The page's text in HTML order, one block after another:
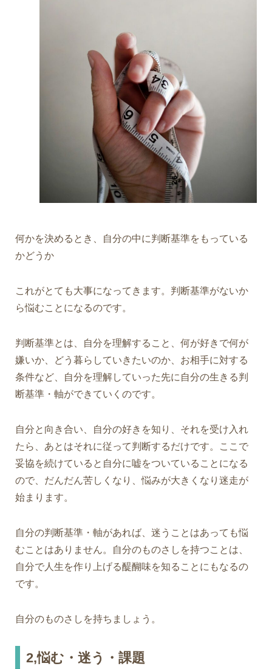
何かを決めるとき、自分の中に判断基準をもっている
かどうか
これがとても大事になってきます。判断基準がないか
ら悩むことになるのです。
判断基準とは、自分を理解すること、何が好きで何が
嫌いか、どう暮らしていきたいのか、お相手に対する
条件など、自分を理解していった先に自分の生きる判
断基準・軸ができていくのです。
自分と向き合い、自分の好きを知り、それを受け入れ
たら、あとはそれに従って判断するだけです。ここで
妥協を続けていると自分に嘘をついていることになる
ので、だんだん苦しくなり、悩みが大きくなり迷走が
始まります。
自分の判断基準・軸があれば、迷うことはあっても悩
むことはありません。自分のものさしを持つことは、
自分で人生を作り上げる醍醐味を知ることにもなるの
です。
自分のものさしを持ちましょう。
2,悩む・迷う・課題